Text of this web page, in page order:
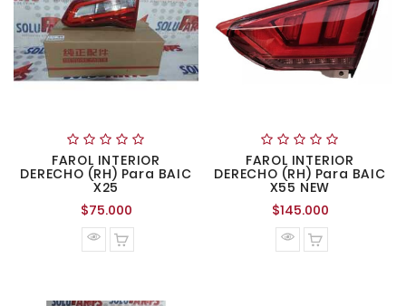
FAROL INTERIOR
DERECHO (RH) Para BAIC
X25
$75.000Precio
normal
FAROL INTERIOR
DERECHO (RH) Para BAIC
X55 NEW
$145.000Precio
normal